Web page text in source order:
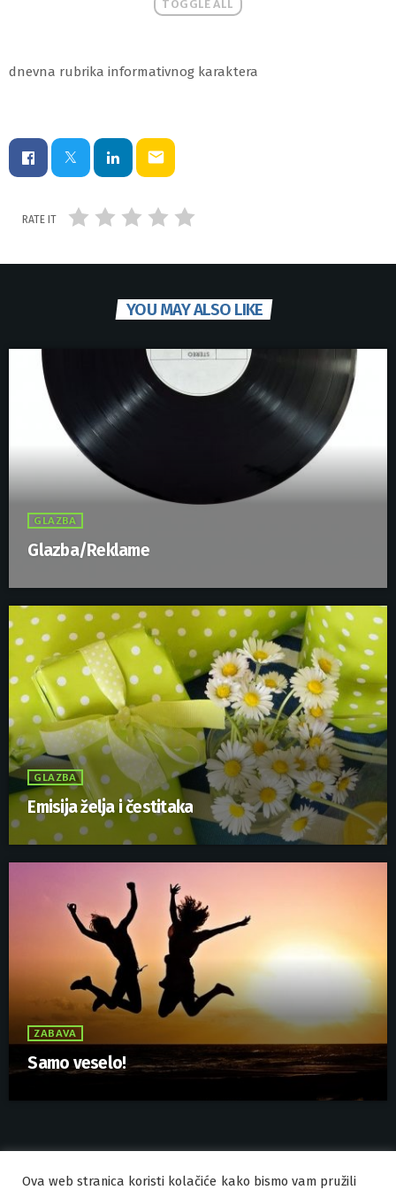
TOGGLE ALL
dnevna rubrika informativnog karaktera
email
RATE IT
YOU MAY ALSO LIKE
GLAZBA
Glazba/Reklame
GLAZBA
Emisija želja i čestitaka
ZABAVA
Samo veselo!
Ova web stranica koristi kolačiće kako bismo vam pružili